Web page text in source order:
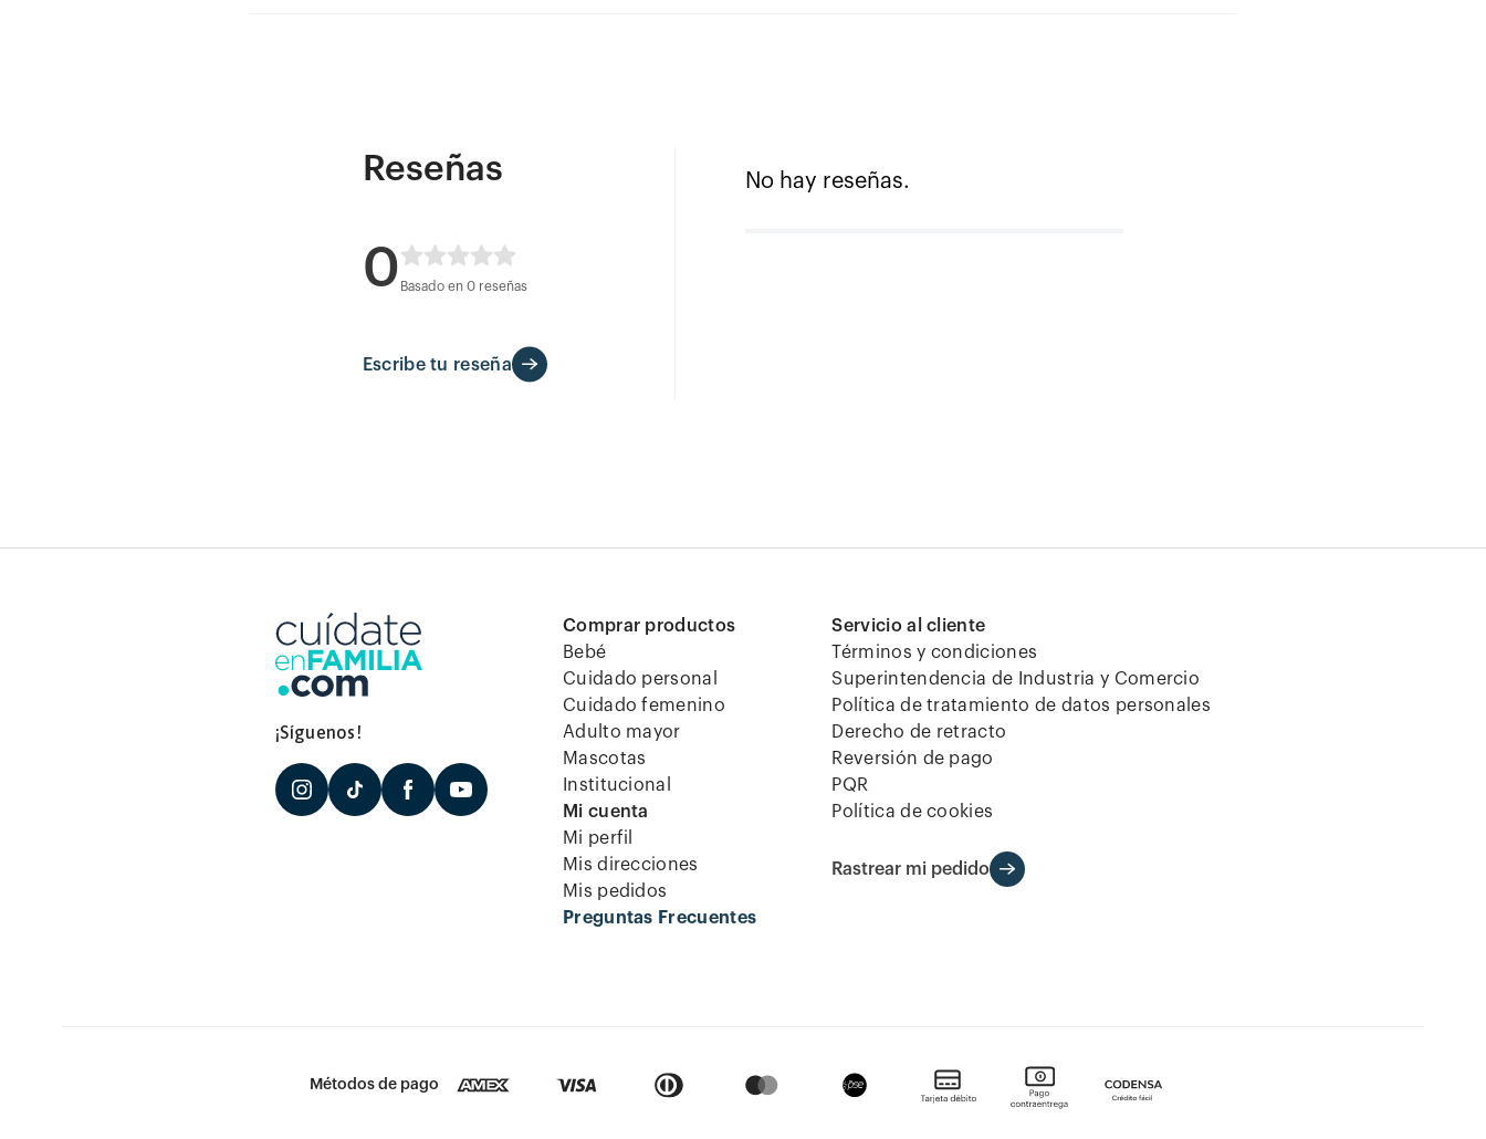
Reseñas
0 Basado en 0 reseñas
Escribe tu reseña
No hay reseñas.
¡Síguenos!
Comprar productos
Bebé
Cuidado personal
Cuidado femenino
Adulto mayor
Mascotas
Institucional
Mi cuenta
Mi perfil
Mis direcciones
Mis pedidos
Preguntas Frecuentes
Servicio al cliente
Términos y condiciones
Superintendencia de Industria y Comercio
Política de tratamiento de datos personales
Derecho de retracto
Reversión de pago
PQR
Política de cookies
Rastrear mi pedido
Métodos de pago